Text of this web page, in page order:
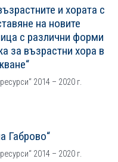
и хората с
на новите
с различни форми
за възрастни хора в
2014 – 2020 г.
Габрово“
2014 – 2020 г.